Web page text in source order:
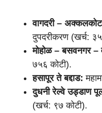
वागदरी –
दुपदरीकरण (खर्च:
मोहोळ – बसवनगर
७५६ कोटी).
हसापूर ते बद्दाड:
दुधनी रेल्वे उड्डाण
(खर्च: ९७ कोटी).